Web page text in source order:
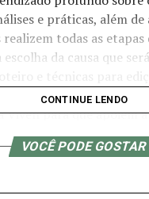
e práticas, além
todas as
escolha da causa que
dos alunos
Viven para que apoiem a
CONTINUE LENDO
VOCÊ PODE GOSTAR